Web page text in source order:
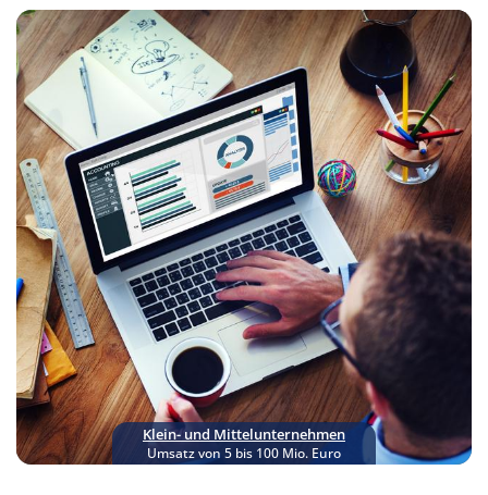
Klein- und Mittelunter­nehmen
Umsatz von 5 bis 100 Mio. Euro